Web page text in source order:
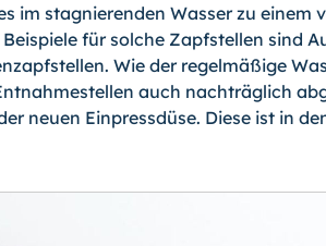
im stagnierenden Wasser zu einem
für solche Zapfstellen sind
Wie der regelmäßige
auch nachträglich
neuen Einpressdüse. Diese ist in